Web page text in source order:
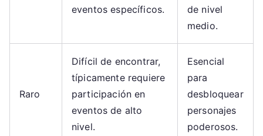
eventos específicos.
de nivel
medio.
Raro
Difícil de encontrar,
típicamente requiere
participación en
eventos de alto
nivel.
Esencial
para
desbloquear
personajes
poderosos.